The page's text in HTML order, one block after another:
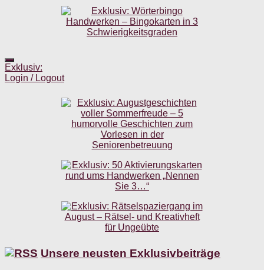
Exklusiv:
Login / Logout
Unsere neusten Exklusivbeiträge